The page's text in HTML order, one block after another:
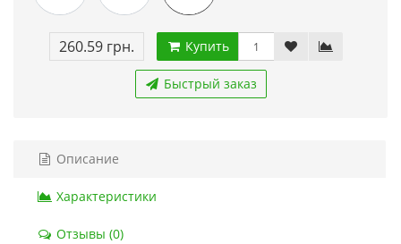
260.59 грн. Купить
Быстрый заказ
Описание
Характеристики
Отзывы (0)